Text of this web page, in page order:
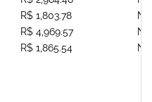
R$ 1,803.78
R$ 4,969.57
R$ 1,865.54